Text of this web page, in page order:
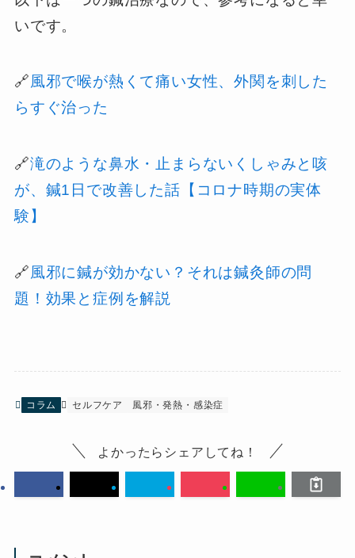
いです。
🔗風邪で喉が熱くて痛い女性、外関を刺した
らすぐ治った
🔗滝のような鼻水・止まらないくしゃみと咳
が、鍼1日で改善した話【コロナ時期の実体
験】
🔗風邪に鍼が効かない？それは鍼灸師の問
題！効果と症例を解説
コラム セルフケア 風邪・発熱・感染症
よかったらシェアしてね！